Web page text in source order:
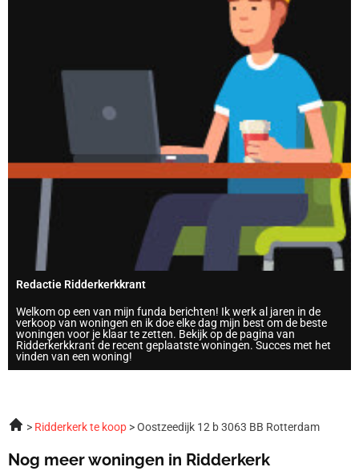
Redactie Ridderkerkkrant
Welkom op een van mijn funda berichten! Ik werk al jaren in de
verkoop van woningen en ik doe elke dag mijn best om de beste
woningen voor je klaar te zetten. Bekijk op de pagina van
Ridderkerkkrant de recent geplaatste woningen. Succes met het
vinden van een woning!
Ridderkerk te koop Oostzeedijk 12 b 3063 BB Rotterdam
Nog meer woningen in Ridderkerk